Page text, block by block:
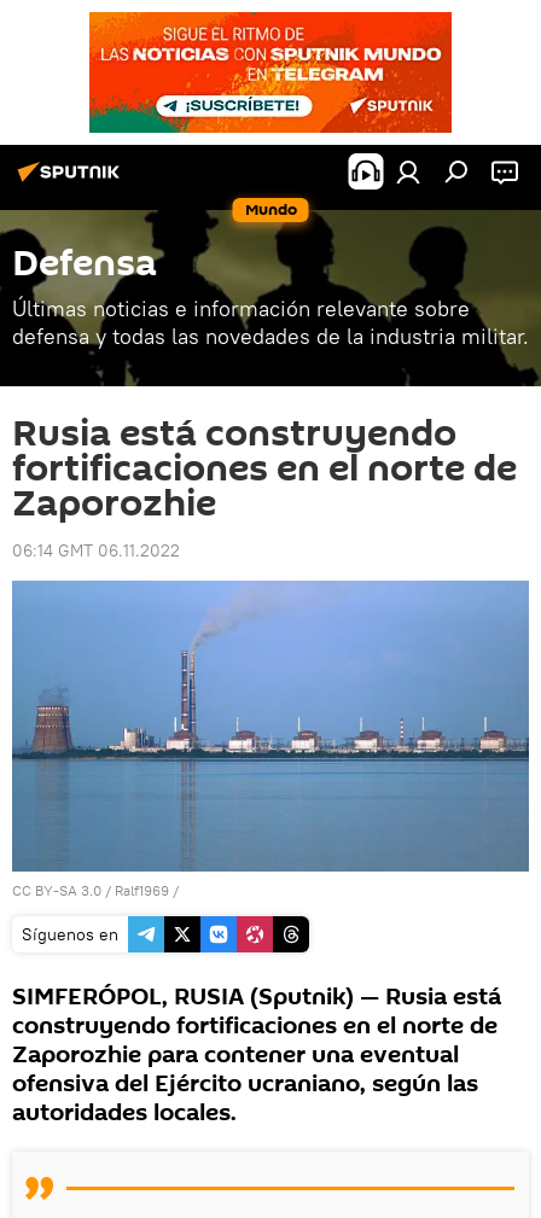
Mundo
Defensa
Últimas noticias e información relevante sobre
defensa y todas las novedades de la industria militar.
Rusia está construyendo
fortificaciones en el norte de
Zaporozhie
06:14 GMT 06.11.2022
CC BY-SA 3.0 / Ralf1969 /
Síguenos en
SIMFERÓPOL, RUSIA (Sputnik) — Rusia está
construyendo fortificaciones en el norte de
Zaporozhie para contener una eventual
ofensiva del Ejército ucraniano, según las
autoridades locales.